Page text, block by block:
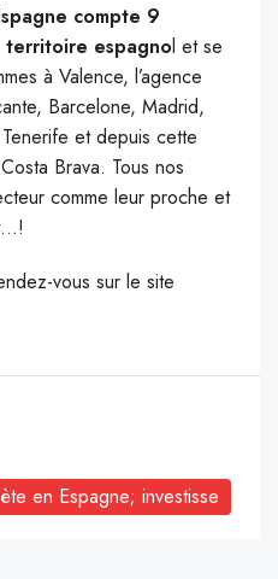
compte 9
territoire espagnol et se
à Valence, l’agence
Barcelone, Madrid,
et depuis cette
Brava. Tous nos
comme leur proche et
vous sur le site
en Espagne; investisse